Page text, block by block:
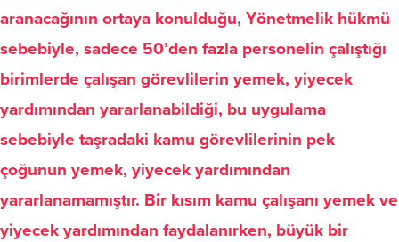
aranacağının ortaya konulduğu, Yönetmelik hükmü
sebebiyle, sadece 50’den fazla personelin çalıştığı
birimlerde çalışan görevlilerin yemek, yiyecek
yardımından yararlanabildiği, bu uygulama
sebebiyle taşradaki kamu görevlilerinin pek
çoğunun yemek, yiyecek yardımından
yararlanamamıştır. Bir kısım kamu çalışanı yemek ve
yiyecek yardımından faydalanırken, büyük bir